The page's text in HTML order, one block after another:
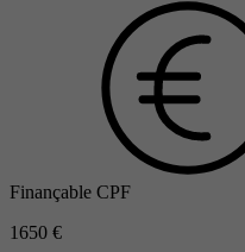
Finançable CPF
1650 €